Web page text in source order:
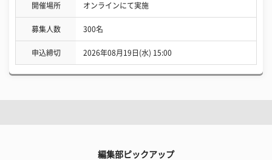
開催場所 オンラインにて実施
募集人数 300名
申込締切 2026年08月19日(水) 15:00
編集部ピックアップ